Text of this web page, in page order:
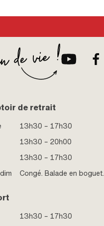
de retrait
13h30 – 17h30
13h30 – 20h00
13h30 – 17h30
Congé. Balade en boguet.
13h30 – 17h30